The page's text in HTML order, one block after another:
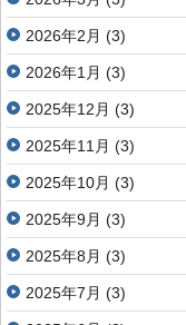
2026年2月 (3)
2026年1月 (3)
2025年12月 (3)
2025年11月 (3)
2025年10月 (3)
2025年9月 (3)
2025年8月 (3)
2025年7月 (3)